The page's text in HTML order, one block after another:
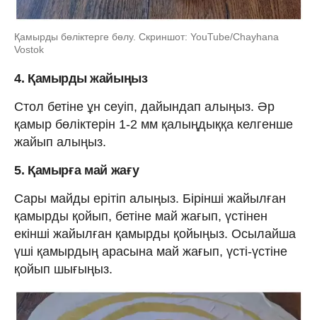
Қамырды бөліктерге бөлу. Скриншот: YouTube/Chayhana
Vostok
4. Қамырды жайыңыз
Стол бетіне ұн сеуіп, дайындап алыңыз. Әр
қамыр бөліктерін 1-2 мм қалыңдыққа келгенше
жайып алыңыз.
5. Қамырға май жағу
Сары майды ерітіп алыңыз. Бірінші жайылған
қамырды қойып, бетіне май жағып, үстінен
екінші жайылған қамырды қойыңыз. Осылайша
үші қамырдың арасына май жағып, үсті-үстіне
қойып шығыңыз.